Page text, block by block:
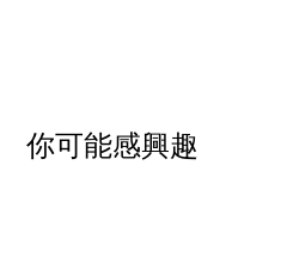
​你可能感興趣